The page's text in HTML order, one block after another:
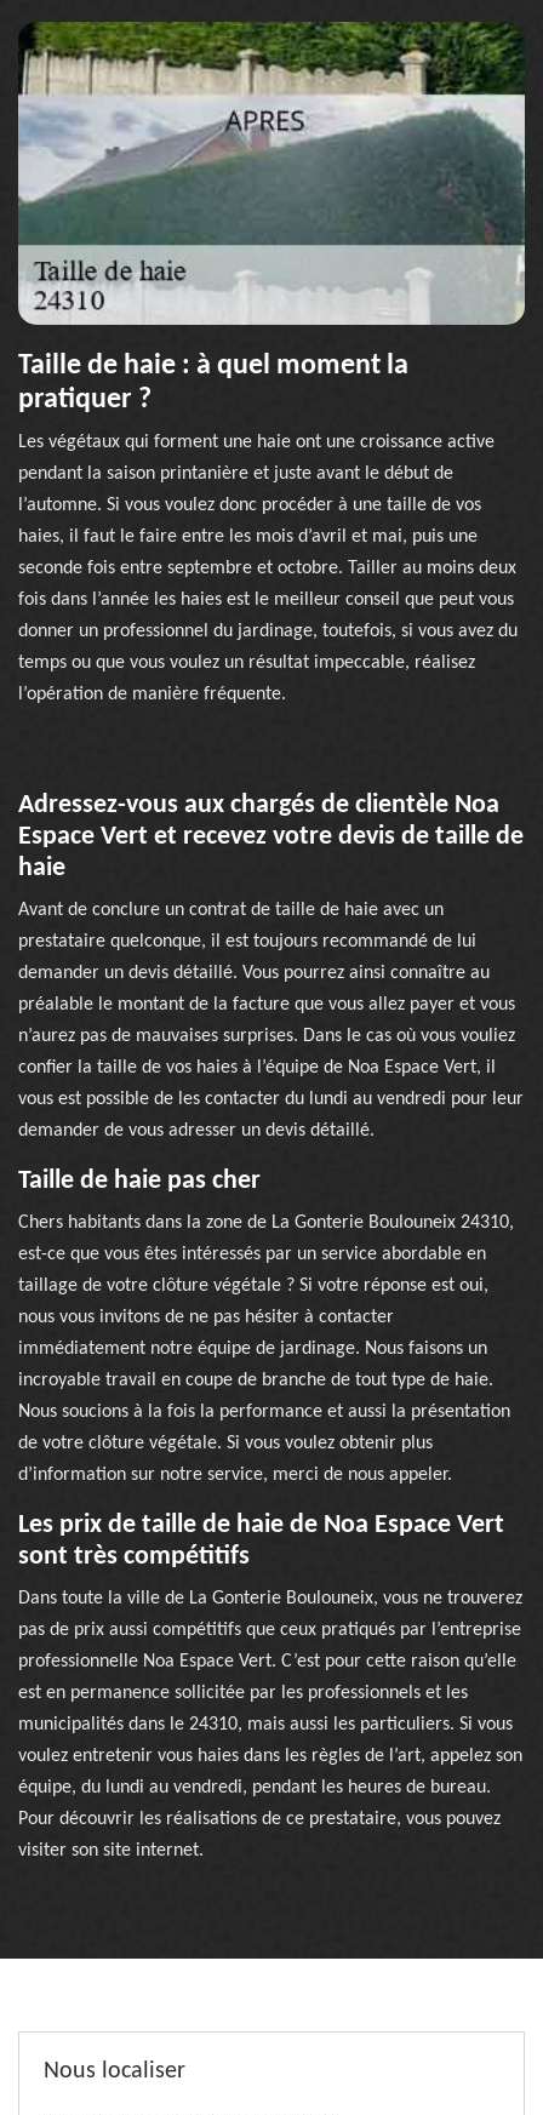
Taille de haie : à quel moment la
pratiquer ?
Les végétaux qui forment une haie ont une croissance active
pendant la saison printanière et juste avant le début de
l’automne. Si vous voulez donc procéder à une taille de vos
haies, il faut le faire entre les mois d’avril et mai, puis une
seconde fois entre septembre et octobre. Tailler au moins deux
fois dans l’année les haies est le meilleur conseil que peut vous
donner un professionnel du jardinage, toutefois, si vous avez du
temps ou que vous voulez un résultat impeccable, réalisez
l’opération de manière fréquente.
Adressez-vous aux chargés de clientèle Noa
Espace Vert et recevez votre devis de taille de
haie
Avant de conclure un contrat de taille de haie avec un
prestataire quelconque, il est toujours recommandé de lui
demander un devis détaillé. Vous pourrez ainsi connaître au
préalable le montant de la facture que vous allez payer et vous
n’aurez pas de mauvaises surprises. Dans le cas où vous vouliez
confier la taille de vos haies à l’équipe de Noa Espace Vert, il
vous est possible de les contacter du lundi au vendredi pour leur
demander de vous adresser un devis détaillé.
Taille de haie pas cher
Chers habitants dans la zone de La Gonterie Boulouneix 24310,
est-ce que vous êtes intéressés par un service abordable en
taillage de votre clôture végétale ? Si votre réponse est oui,
nous vous invitons de ne pas hésiter à contacter
immédiatement notre équipe de jardinage. Nous faisons un
incroyable travail en coupe de branche de tout type de haie.
Nous soucions à la fois la performance et aussi la présentation
de votre clôture végétale. Si vous voulez obtenir plus
d’information sur notre service, merci de nous appeler.
Les prix de taille de haie de Noa Espace Vert
sont très compétitifs
Dans toute la ville de La Gonterie Boulouneix, vous ne trouverez
pas de prix aussi compétitifs que ceux pratiqués par l’entreprise
professionnelle Noa Espace Vert. C’est pour cette raison qu’elle
est en permanence sollicitée par les professionnels et les
municipalités dans le 24310, mais aussi les particuliers. Si vous
voulez entretenir vous haies dans les règles de l’art, appelez son
équipe, du lundi au vendredi, pendant les heures de bureau.
Pour découvrir les réalisations de ce prestataire, vous pouvez
visiter son site internet.
Nous localiser